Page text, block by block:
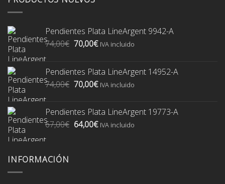
Pendientes Plata LineArgent 9942-A
74,00€ El
era:
74,00€.
70,00€El
es:
70,00€.
IVA incluido
Pendientes Plata LineArgent 14952-A
74,00€ El
era:
74,00€.
70,00€El
es:
70,00€.
IVA incluido
Pendientes Plata LineArgent 19773-A
67,00€ El
64,00€ElIVA incluido
INFORMACIÓN